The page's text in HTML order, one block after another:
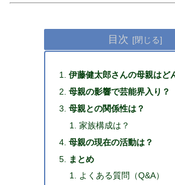
目次
伊藤健太郎さんの母親はど
母親の影響で芸能界入り？
母親との関係性は？
家族構成は？
母親の現在の活動は？
まとめ
よくある質問（Q&A）